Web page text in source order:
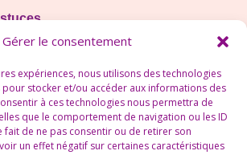
Gérer le consentement
expériences, nous utilisons des technologies
stocker et/ou accéder aux informations des
à ces technologies nous permettra de
que le comportement de navigation ou les ID
fait de ne pas consentir ou de retirer son
un effet négatif sur certaines caractéristiques